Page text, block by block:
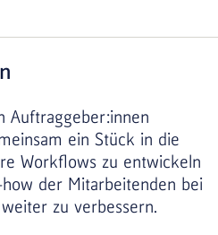
Auftraggeber:innen
ein Stück in die
Workflows zu entwickeln
der Mitarbeitenden bei
zu verbessern.